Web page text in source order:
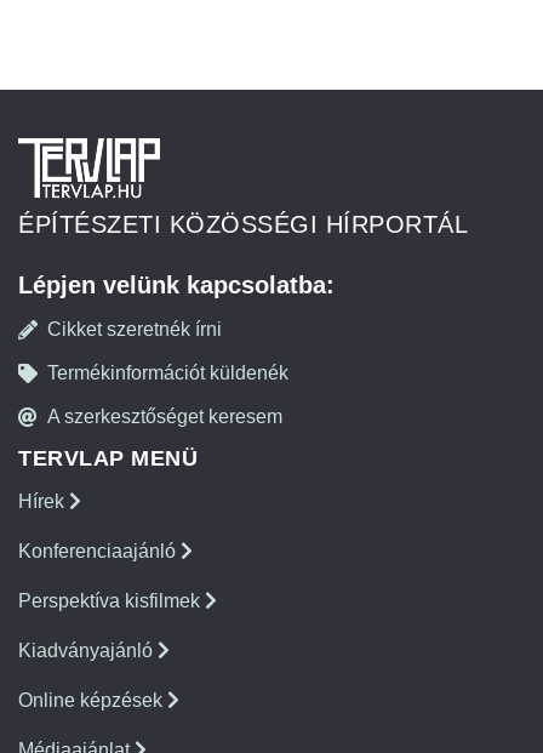
ÉPÍTÉSZETI KÖZÖSSÉGI HÍRPORTÁL
Lépjen velünk kapcsolatba:
Cikket szeretnék írni
Termékinformációt küldenék
A szerkesztőséget keresem
TERVLAP MENÜ
Hírek
Konferenciaajánló
Perspektíva kisfilmek
Kiadványajánló
Online képzések